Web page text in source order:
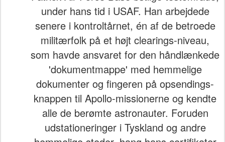
under hans tid i USAF. Han arbejdede
senere i kontroltårnet, én af de betroede
militærfolk på et højt clearings-niveau,
som havde ansvaret for den håndlænkede
'dokumentmappe' med hemmelige
dokumenter og fingeren på opsendings-
knappen til Apollo-missionerne og kendte
alle de berømte astronauter. Foruden
udstationeringer i Tyskland og andre